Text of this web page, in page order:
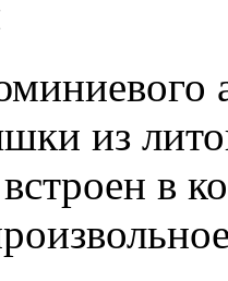
из
в